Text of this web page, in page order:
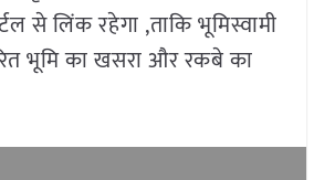
से लिंक रहेगा ,ताकि भूमिस्वामी
भूमि का खसरा और रकबे का